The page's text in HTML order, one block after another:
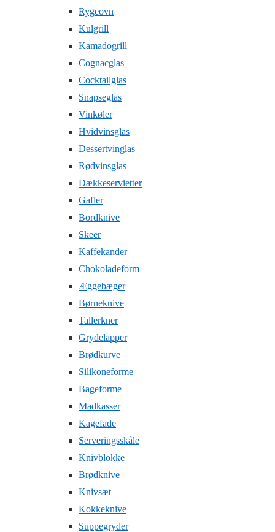
Rygeovn
Kulgrill
Kamadogrill
Cognacglas
Cocktailglas
Snapseglas
Vinkøler
Hvidvinsglas
Dessertvinglas
Rødvinsglas
Dækkeservietter
Gafler
Bordknive
Skeer
Kaffekander
Chokoladeform
Æggebæger
Børneknive
Tallerkner
Grydelapper
Brødkurve
Silikoneforme
Bageforme
Madkasser
Kagefade
Serveringsskåle
Knivblokke
Brødknive
Knivsæt
Kokkeknive
Suppegryder